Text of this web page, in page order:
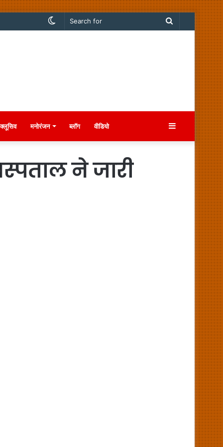
Search
Switch
मनोरंजन ब्लॉग वीडियो Sidebar
ने जारी